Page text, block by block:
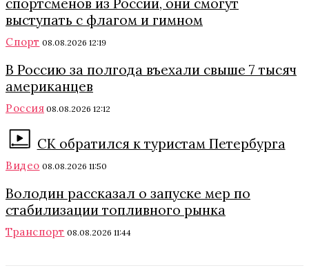
спортсменов из России, они смогут
выступать с флагом и гимном
Спорт 08.08.2026 12:19
В Россию за полгода въехали свыше 7 тысяч
американцев
Россия 08.08.2026 12:12
СК обратился к туристам Петербурга
Видео 08.08.2026 11:50
Володин рассказал о запуске мер по
стабилизации топливного рынка
Транспорт 08.08.2026 11:44